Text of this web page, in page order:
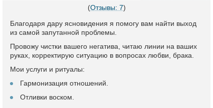
(Отзывы: 7)
Благодаря дару ясновидения я помогу вам найти выход
из самой запутанной проблемы.
Провожу чистки вашего негатива, читаю линии на ваших
руках, корректирую ситуацию в вопросах любви, брака.
Мои услуги и ритуалы:
Гармонизация отношений.
Отливки воском.